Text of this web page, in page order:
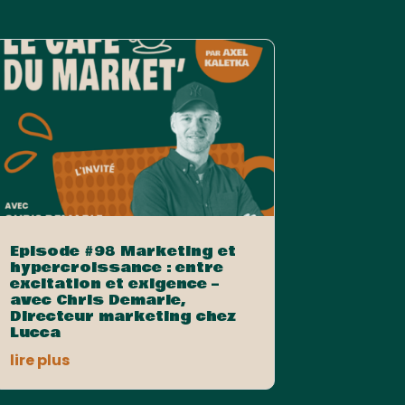
Episode #98 Marketing et
hypercroissance : entre
excitation et exigence –
avec Chris Demarle,
Directeur marketing chez
Lucca
lire plus